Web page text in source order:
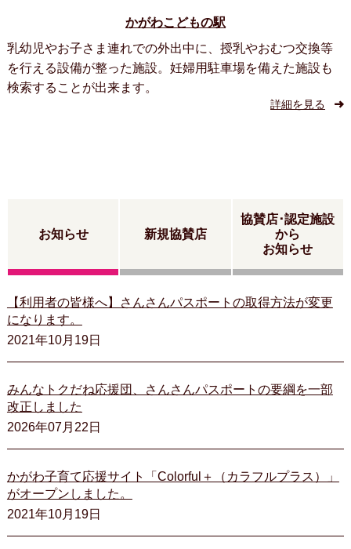
詳細を見る
かがわこどもの駅
乳幼児やお子さま連れでの外出中に、授乳やおむつ交換等
を行える設備が整った施設。妊婦用駐車場を備えた施設も
検索することが出来ます。
お知らせ
【利用者の皆様へ】さんさんパスポートの取得方法が変更
になります。
2021年10月19日
みんなトクだね応援団、さんさんパスポートの要綱を一部
改正しました
2026年07月22日
かがわ子育て応援サイト「Colorful＋（カラフルプラス）」
がオープンしました。
2021年10月19日
新規協賛店
協賛店･認定施設
から
お知らせ